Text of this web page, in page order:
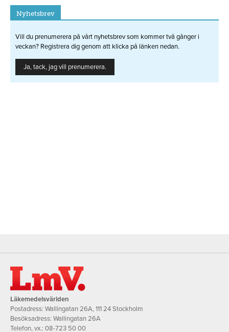
Nyhetsbrev
Vill du prenumerera på vårt nyhetsbrev som kommer två gånger i
veckan? Registrera dig genom att klicka på länken nedan.
Ja, tack, jag vill prenumerera.
Läkemedelsvärlden
Postadress: Wallingatan 26A, 111 24 Stockholm
Besöksadress: Wallingatan 26A
Telefon, vx.: 08-723 50 00